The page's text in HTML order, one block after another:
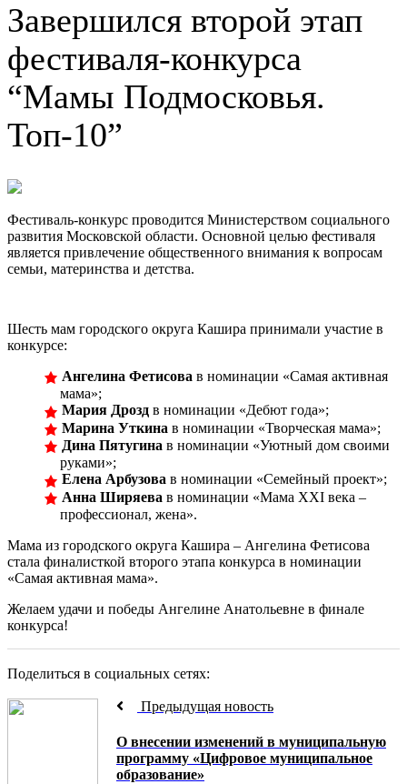
Завершился второй этап
фестиваля-конкурса
“Мамы Подмосковья.
Топ-10”
Фестиваль-конкурс проводится Министерством социального
развития Московской области. Основной целью фестиваля
является привлечение общественного внимания к вопросам
семьи, материнства и детства.
Шесть мам городского округа Кашира принимали участие в
конкурсе:
Ангелина Фетисова в номинации «Самая активная
мама»;
Мария Дрозд в номинации «Дебют года»;
Марина Уткина в номинации «Творческая мама»;
Дина Пятугина в номинации «Уютный дом своими
руками»;
Елена Арбузова в номинации «Семейный проект»;
Анна Ширяева в номинации «Мама XXI века –
профессионал, жена».
Мама из городского округа Кашира – Ангелина Фетисова
стала финалисткой второго этапа конкурса в номинации
«Самая активная мама».
Желаем удачи и победы Ангелине Анатольевне в финале
конкурса!
Поделиться в социальных сетях:
Предыдущая новость
О внесении изменений в муниципальную
программу «Цифровое муниципальное
образование»